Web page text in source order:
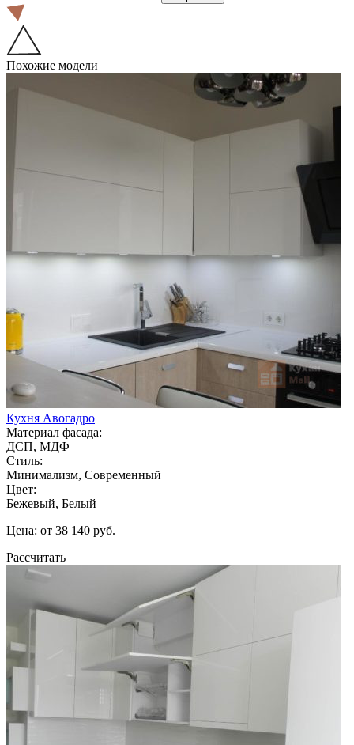
Похожие модели
Кухня Авогадро
Материал фасада:
ДСП, МДФ
Стиль:
Минимализм, Современный
Цвет:
Бежевый, Белый
Цена: от 38 140 руб.
Рассчитать